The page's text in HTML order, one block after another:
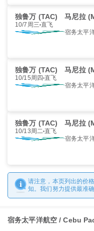
独鲁万 (TAC) 马尼拉
10/7周三 直飞
宿务太平
独鲁万 (TAC) 马尼拉
10/15周四 直飞
宿务太平
独鲁万 (TAC) 马尼拉
10/13周二 直飞
宿务太平
请注意，本页列出的价
知。我们努力提供最准
宿务太平洋航空 / Cebu